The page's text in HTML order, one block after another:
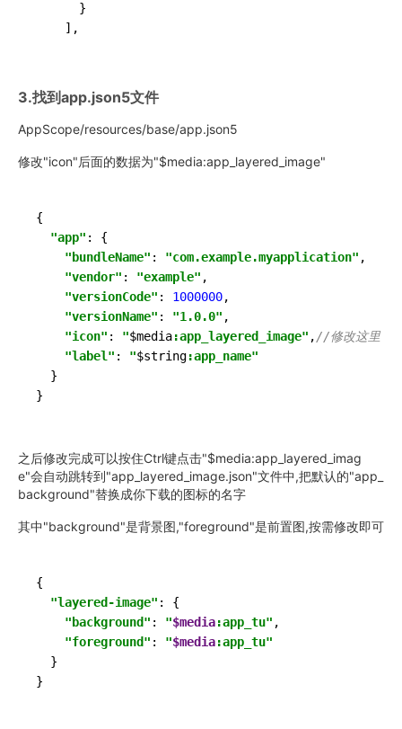
      }
    ],
3.找到app.json5文件
AppScope/resources/base/app.json5
修改"icon"后面的数据为"$media:app_layered_image"
{
"app" : {
"bundleName" : "com.example.myapplication" ,
"vendor" : "example" ,
"versionCode" : 1000000,
"versionName" : "1.0.0" ,
"icon" : "$media:app_layered_image" ,//修改这里
"label" : "$string:app_name"
  }
}
之后修改完成可以按住Ctrl键点击"$media:app_layered_imag
e"会自动跳转到"app_layered_image.json"文件中,把默认的"app_
background"替换成你下载的图标的名字
其中"background"是背景图,"foreground"是前置图,按需修改即可
{
"layered-image" : {
"background" : "$media:app_tu" ,
"foreground" : "$media:app_tu"
  }
}